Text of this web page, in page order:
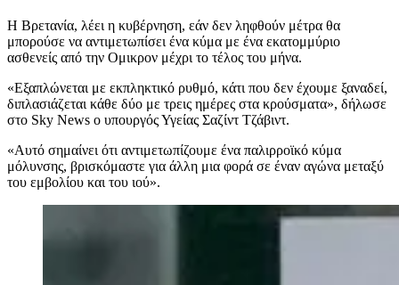
Η Βρετανία, λέει η κυβέρνηση, εάν δεν ληφθούν μέτρα θα
μπορούσε να αντιμετωπίσει ένα κύμα με ένα εκατομμύριο
ασθενείς από την Ομικρον μέχρι το τέλος του μήνα.
«Εξαπλώνεται με εκπληκτικό ρυθμό, κάτι που δεν έχουμε ξαναδεί,
διπλασιάζεται κάθε δύο με τρεις ημέρες στα κρούσματα», δήλωσε
στο Sky News ο υπουργός Υγείας Σαζίντ Τζάβιντ.
«Αυτό σημαίνει ότι αντιμετωπίζουμε ένα παλιρροϊκό κύμα
μόλυνσης, βρισκόμαστε για άλλη μια φορά σε έναν αγώνα μεταξύ
του εμβολίου και του ιού».